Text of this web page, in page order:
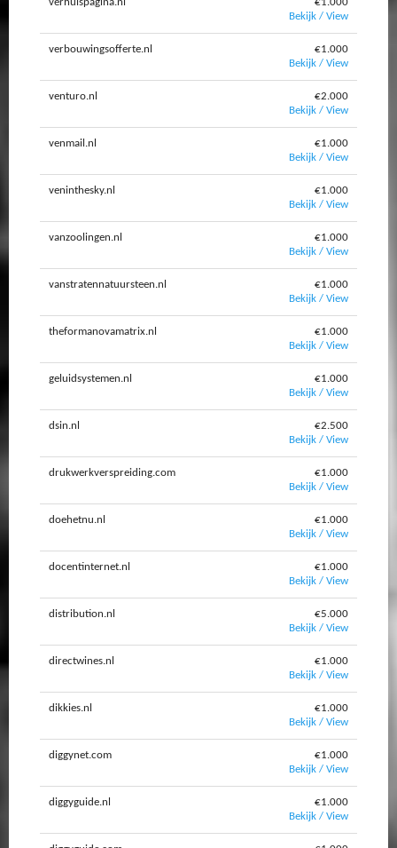
Bekijk / View
verbouwingsofferte.nl
€1.000
Bekijk / View
venturo.nl
€2.000
Bekijk / View
venmail.nl
€1.000
Bekijk / View
veninthesky.nl
€1.000
Bekijk / View
vanzoolingen.nl
€1.000
Bekijk / View
vanstratennatuursteen.nl
€1.000
Bekijk / View
theformanovamatrix.nl
€1.000
Bekijk / View
geluidsystemen.nl
€1.000
Bekijk / View
dsin.nl
€2.500
Bekijk / View
drukwerkverspreiding.com
€1.000
Bekijk / View
doehetnu.nl
€1.000
Bekijk / View
docentinternet.nl
€1.000
Bekijk / View
distribution.nl
€5.000
Bekijk / View
directwines.nl
€1.000
Bekijk / View
dikkies.nl
€1.000
Bekijk / View
diggynet.com
€1.000
Bekijk / View
diggyguide.nl
€1.000
Bekijk / View